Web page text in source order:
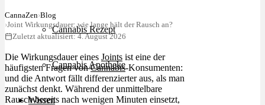
Cannabis Rezept
Cannabis Apotheke
Wissen
CannaZen›Blog
›Joint Wirkungsdauer: wie lange hält der Rausch an?
Zuletzt aktualisiert: 4. August 2026
Die Wirkungsdauer eines Joints ist eine der
häufigsten Fragen vonCannabis-Konsumenten:
und die Antwort fällt differenzierter aus, als man
zunächst denkt. Während der unmittelbare
Rausch bereits nach wenigen Minuten einsetzt,